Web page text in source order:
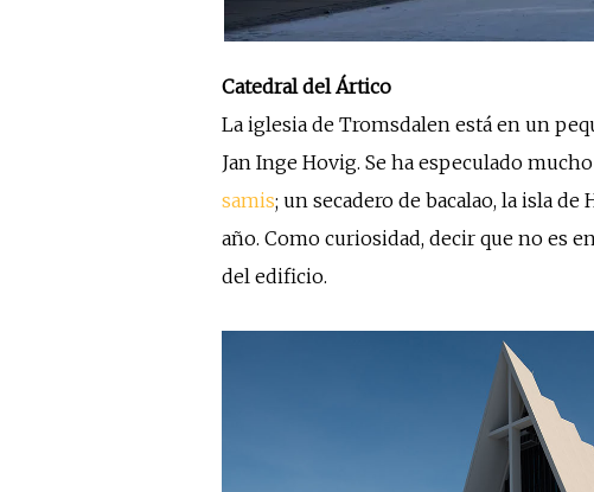
Catedral del Ártico
La iglesia de Tromsdalen está en un
Jan Inge Hovig. Se ha especulado
samis; un secadero de bacalao, la isla
año. Como curiosidad, decir que no es
del edificio.